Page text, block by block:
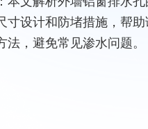
寸设计和防堵措施，帮
法，避免常见渗水问题。